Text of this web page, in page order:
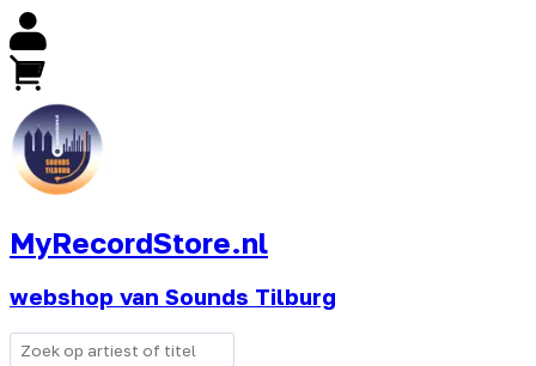
MyRecordStore.nl
webshop van Sounds Tilburg